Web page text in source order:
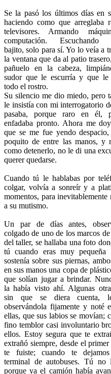
Se la pasó los últimos días en
haciendo como que arreglaba
televisores. Armando
computación. Escuchando
bajito, solo para sí. Yo lo veía a
la ventana que da al patio
pañuelo en la cabeza,
sudor que le escurría y que le
todo el rostro.
Su silencio me dio miedo, pero
le insistía con mi interrogatorio
pasaba, porque raro en él,
enfadaba pronto. Ahora me
que se me fue yendo
poquito de entre las manos, y
como detenerlo, no le di una
querer quedarse.
Cuando tú le hablabas por
colgar, volvía a sonreír y a
momentos, para inevitablemente
a su mutismo.
Un par de días antes,
colgado de uno de los marcos de
del taller, se hallaba una foto
tú cuando eras muy
sostenía sobre sus piernas,
en sus manos una copa de
que solían jugar a brindar.
la había visto ahí. Algunas
sin que se diera cuenta,
observándola fijamente y noté
ellas, que sus labios se movían;
fino temblor casi involuntario
ellos. Estoy segura que te
extrañó siempre, desde el
te fuiste; cuando te
terminal de autobuses. Tú no
porque ya el camión había